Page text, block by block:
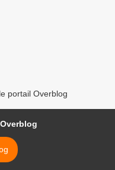
portail Overblog